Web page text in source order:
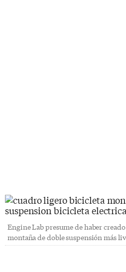
Engine Lab presume de haber
montaña de doble suspensión más